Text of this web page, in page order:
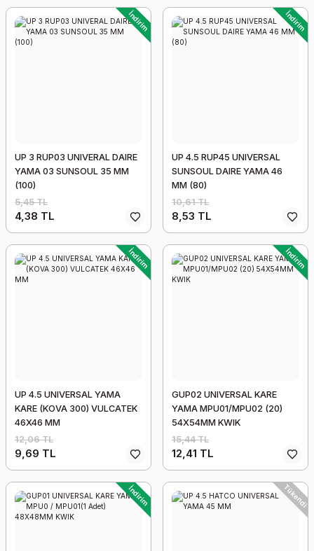
İndirim
UP 3 RUP03 UNIVERAL DAIRE
YAMA 03 SUNSOUL 35 MM
(100)
5,45 TL
4,38 TL
İndirim
UP 4.5 RUP45 UNIVERSAL
SUNSOUL DAIRE YAMA 46
MM (80)
10,61 TL
8,53 TL
İndirim
UP 4.5 UNIVERSAL YAMA
KARE (KOVA 300) VULCATEK
46X46 MM
12,06 TL
9,69 TL
İndirim
GUP02 UNIVERSAL KARE
YAMA MPU01/MPU02 (20)
54X54MM KWIK
15,44 TL
12,41 TL
İndirim Tükendi